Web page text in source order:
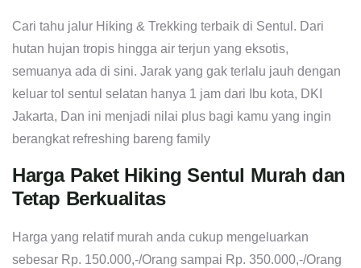
Cari tahu jalur Hiking & Trekking terbaik di Sentul. Dari
hutan hujan tropis hingga air terjun yang eksotis,
semuanya ada di sini. Jarak yang gak terlalu jauh dengan
keluar tol sentul selatan hanya 1 jam dari Ibu kota, DKI
Jakarta, Dan ini menjadi nilai plus bagi kamu yang ingin
berangkat refreshing bareng family
Harga Paket Hiking Sentul Murah dan
Tetap Berkualitas
Harga yang relatif murah anda cukup mengeluarkan
sebesar Rp. 150.000,-/Orang sampai Rp. 350.000,-/Orang